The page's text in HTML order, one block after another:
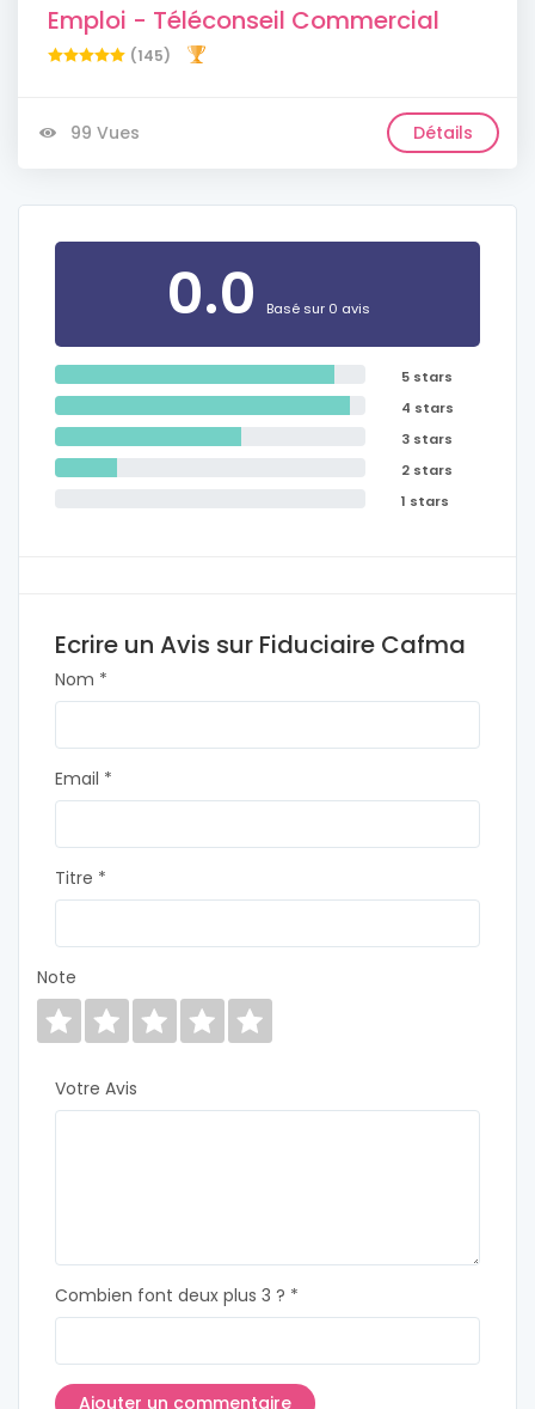
Emploi - Téléconseil Commercial
(145)
99 Vues Détails
0.0 Basé sur 0 avis
5 stars
4 stars
3 stars
2 stars
1 stars
Ecrire un Avis sur Fiduciaire Cafma
Nom *
Email *
Titre *
Note
Votre Avis
Combien font deux plus 3 ? *